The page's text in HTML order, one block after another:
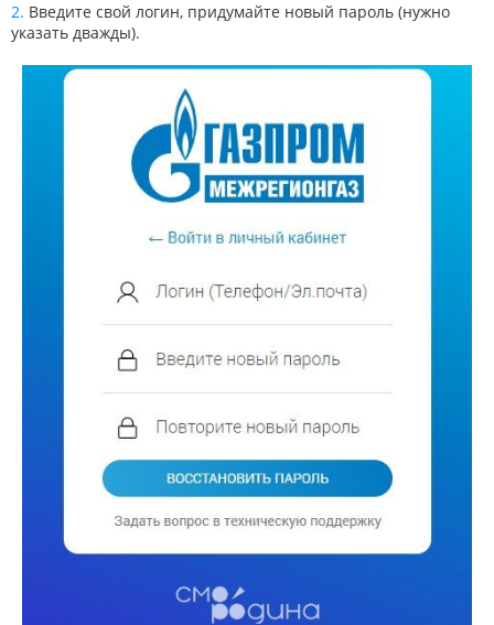
Введите свой логин, придумайте новый пароль (нужно
указать дважды).